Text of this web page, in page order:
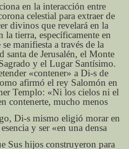
en la interacción entre
celestial para extraer de
divinos que revelará en la
la tierra, específicamente en
manifiesta a través de la
santa de Jerusalén, el Monte
y el Lugar Santísimo.
«contener» a Di-s de
afirmó el rey Salomón en
Templo: «Ni los cielos ni el
contenerte, mucho menos
Di-s mismo eligió morar en
y ser «en una densa
Sus hijos construyeron para